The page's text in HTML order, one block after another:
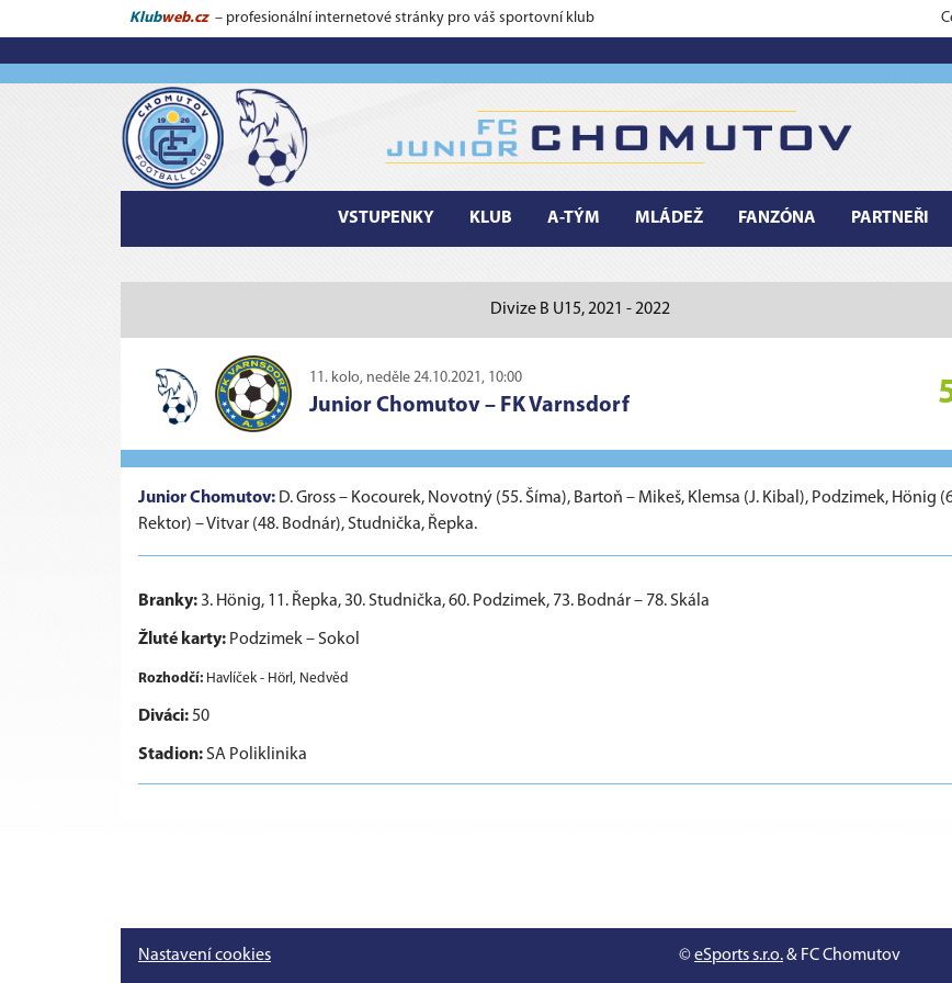
Klubweb.cz – profesionální internetové stránky pro váš sportovní klub
VSTUPENKY KLUB A-TÝM MLÁDEŽ FANZÓNA PARTNEŘI
Divize B U15, 2021 - 2022
11. kolo, neděle 24.10.2021, 10:00
Junior Chomutov – FK Varnsdorf
Junior Chomutov: D. Gross – Kocourek, Novotný (55. Šíma), Bartoň – Mikeš, Klemsa (J. Kibal), Podzimek, Hönig
Rektor) – Vitvar (48. Bodnár), Studnička, Řepka.
Branky: 3. Hönig, 11. Řepka, 30. Studnička, 60. Podzimek, 73. Bodnár – 78. Skála
Žluté karty: Podzimek – Sokol
Rozhodčí: Havlíček - Hörl, Nedvěd
Diváci:50
Stadion: SA Poliklinika
Nastavení cookies ©eSports s.r.o.& FC Chomutov